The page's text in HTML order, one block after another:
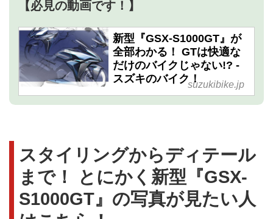
【必見の動画です！】
新型『GSX-S1000GT』が
全部わかる！ GTは快適な
だけのバイクじゃない!? -
スズキのバイク！suzukibike.jp
スタイリングからディテール
まで！ とにかく新型『GSX-
S1000GT』の写真が見たい人